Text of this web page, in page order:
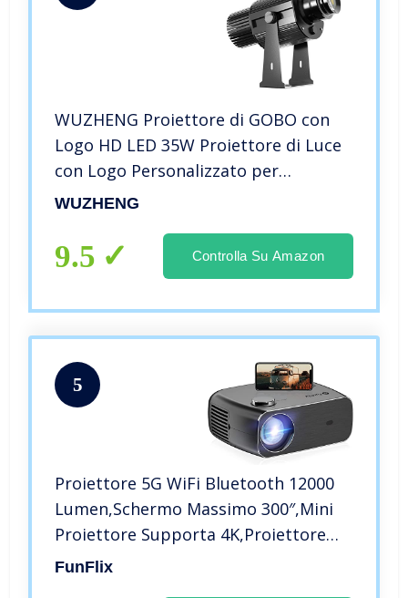
WUZHENG Proiettore di GOBO con
Logo HD LED 35W Proiettore di Luce
con Logo Personalizzato per
Illuminazione Interna Ed Esterna di
Negozio,Black,Outdoor
WUZHENG
9.5 Controlla Su Amazon
5
Proiettore 5G WiFi Bluetooth 12000
Lumen,Schermo Massimo 300″,Mini
Proiettore Supporta 4K,Proiettore
Full HD con Zoom Funzione,Mini
FunFlix